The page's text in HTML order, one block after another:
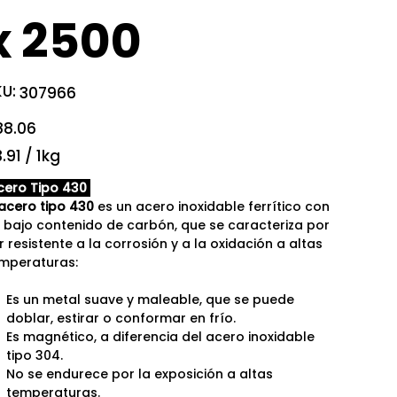
2500
SKU
307966
307966
/ 1kg
Tipo 430
tipo 430es un acero inoxidable ferrítico con
bajo contenido de carbón, que se caracteriza por
resistente a la corrosión y a la oxidación a altas
Es un metal suave y maleable, que se puede
doblar, estirar o conformar en frío.
Es magnético, a diferencia del acero inoxidable
tipo 304.
No se endurece por la exposición a altas
temperaturas.